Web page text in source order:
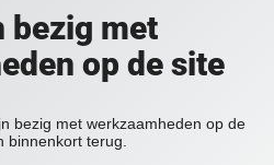
bezig met
op de site
bezig met werkzaamheden op de
binnenkort terug.